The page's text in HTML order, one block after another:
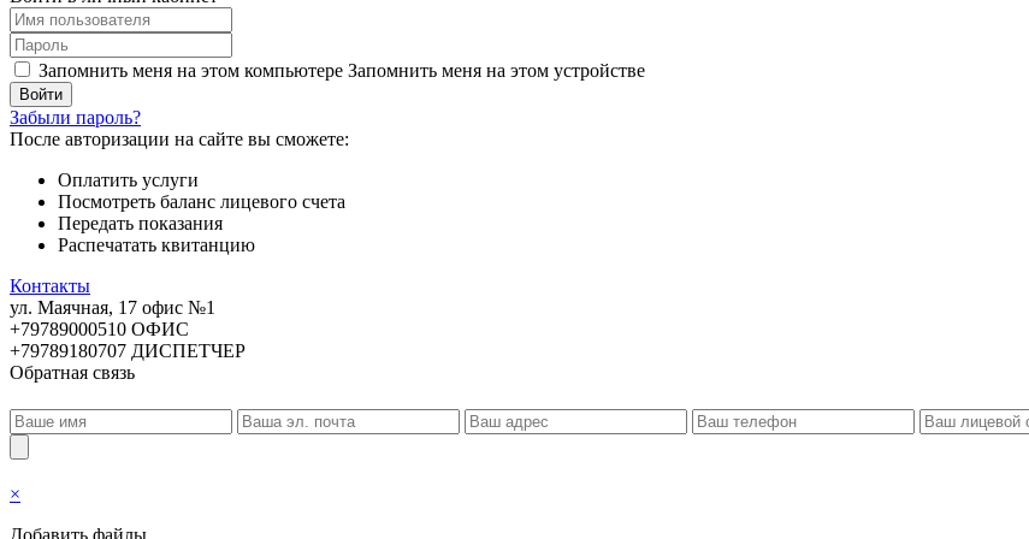
Запомнить меня на этом компьютере Запомнить меня на этом устройстве
Забыли пароль?
После авторизации на сайте вы сможете:
Оплатить услуги
Посмотреть баланс лицевого счета
Передать показания
Распечатать квитанцию
Контакты
ул. Маячная, 17 офис №1
+79789000510 ОФИС
+79789180707 ДИСПЕТЧЕР
Обратная связь
×
Добавить файлы